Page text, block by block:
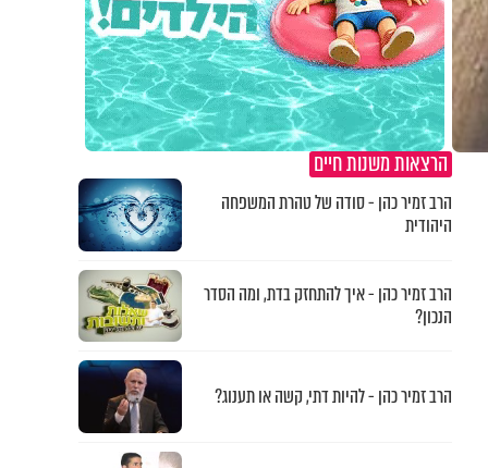
הרצאות משנות חיים
הרב זמיר כהן - סודה של טהרת המשפחה
היהודית
הרב זמיר כהן - איך להתחזק בדת, ומה הסדר
הנכון?
הרב זמיר כהן - להיות דתי, קשה או תענוג?